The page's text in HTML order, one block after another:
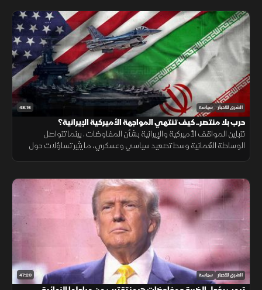
48:15 الشرق للأخبار سياسة
حرب بلا منتصر.. كيف تنتهي المواجهة الأميركية الإيرانية؟
تتباين المواقف الأميركية والإيرانية بشأن المفاوضات، بينما تتواصل
الوساطة العُمانية وسط تصعيد سياسي وعسكري، ما يثير تساؤلات حول
47:20 الشرق للأخبار سياسة